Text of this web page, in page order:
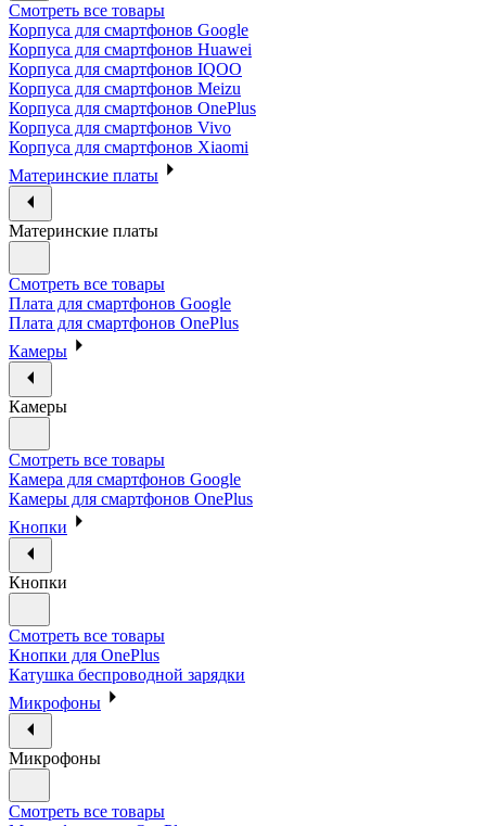
Смотреть все товары
Корпуса для смартфонов Google
Корпуса для смартфонов Huawei
Корпуса для смартфонов IQOO
Корпуса для смартфонов Meizu
Корпуса для смартфонов OnePlus
Корпуса для смартфонов Vivo
Корпуса для смартфонов Xiaomi
Материнские платы
Материнские платы
Смотреть все товары
Плата для смартфонов Google
Плата для смартфонов OnePlus
Камеры
Камеры
Смотреть все товары
Камера для смартфонов Google
Камеры для смартфонов OnePlus
Кнопки
Кнопки
Смотреть все товары
Кнопки для OnePlus
Катушка беспроводной зарядки
Микрофоны
Микрофоны
Смотреть все товары